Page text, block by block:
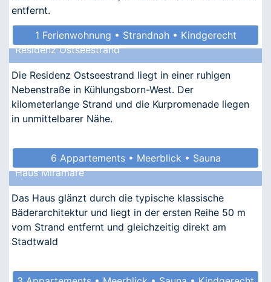
entfernt.
1 Ferienwohnung • Strandnah • Kindgerecht
• Allergikergeeignet
Residenz Ostseestrand
Die Residenz Ostseestrand liegt in einer ruhigen
Nebenstraße in Kühlungsborn-West. Der
kilometerlange Strand und die Kurpromenade liegen
in unmittelbarer Nähe.
6 Appartements • Meerblick • Sauna
Haus Miramare
Das Haus glänzt durch die typische klassische
Bäderarchitektur und liegt in der ersten Reihe 50 m
vom Strand entfernt und gleichzeitig direkt am
Stadtwald